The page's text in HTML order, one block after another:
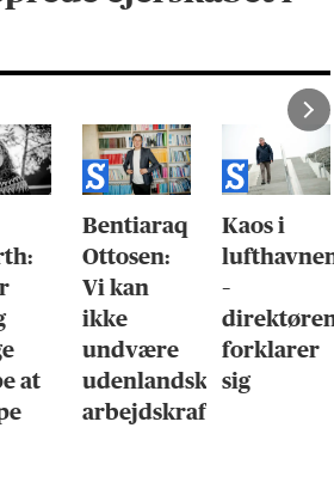
at
Bentiaraq
Ottosen:
Vi kan
ikke
undvære
udenlandsk
arbejdskraft
Kaos i
–
forklarer
sig